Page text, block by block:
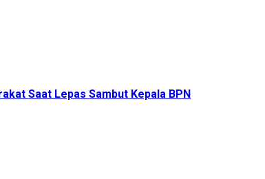
Saat Lepas Sambut Kepala BPN